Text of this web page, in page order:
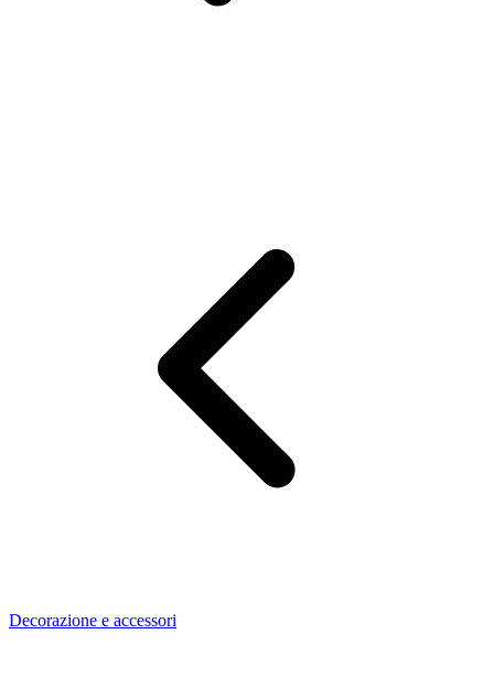
Decorazione e accessori